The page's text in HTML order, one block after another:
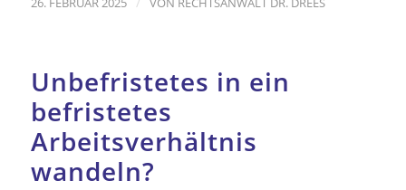
Unbefristetes in ein
befristetes
Arbeitsverhältnis
wandeln?